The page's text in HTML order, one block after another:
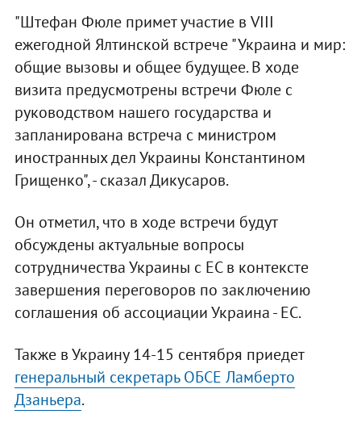
"Штефан Фюле примет участие в VIII
ежегодной Ялтинской встрече "Украина и мир:
общие вызовы и общее будущее. В ходе
визита предусмотрены встречи Фюле с
руководством нашего государства и
запланирована встреча с министром
иностранных дел Украины Константином
Грищенко", - сказал Дикусаров.
Он отметил, что в ходе встречи будут
обсуждены актуальные вопросы
сотрудничества Украины с ЕС в контексте
завершения переговоров по заключению
соглашения об ассоциации Украина - ЕС.
Также в Украину 14-15 сентября приедет
генеральный секретарь ОБСЕ Ламберто
Дзаньера.